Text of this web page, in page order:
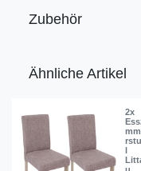
Zubehör
Ähnliche Artikel
2x